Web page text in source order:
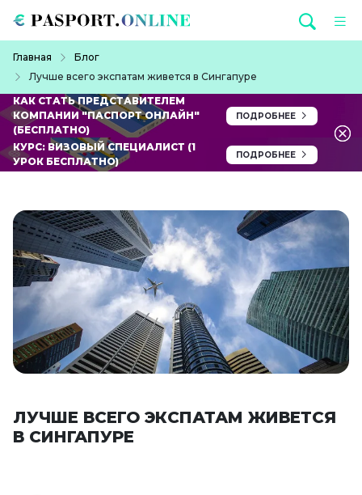
Главная
Блог
Лучше всего экспатам живется в Сингапуре
КАК СТАТЬ ПРЕДСТАВИТЕЛЕМ
КОМПАНИИ "ПАСПОРТ ОНЛАЙН"
(БЕСПЛАТНО)
ПОДРОБНЕЕ
КУРС: ВИЗОВЫЙ СПЕЦИАЛИСТ (1
УРОК БЕСПЛАТНО)
ПОДРОБНЕЕ
ЛУЧШЕ ВСЕГО ЭКСПАТАМ ЖИВЕТСЯ
В СИНГАПУРЕ